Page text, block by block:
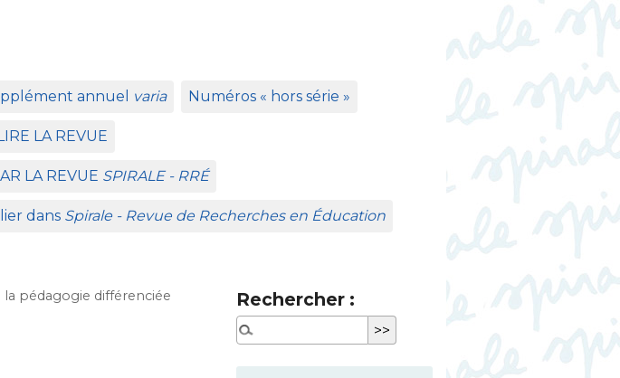
annuel varia Numéros « hors série »
LIRE LA REVUE
LA REVUE SPIRALE- RRÉ
dans Spirale - Revue de Recherches en Éducation
la pédagogie différenciée
Rechercher :